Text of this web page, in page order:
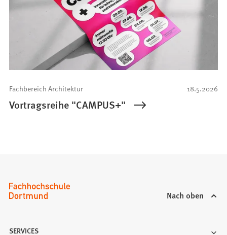
18.5.2026
Fachbereich Architektur
Vortragsreihe "CAMPUS+"
Nach oben
SERVICES